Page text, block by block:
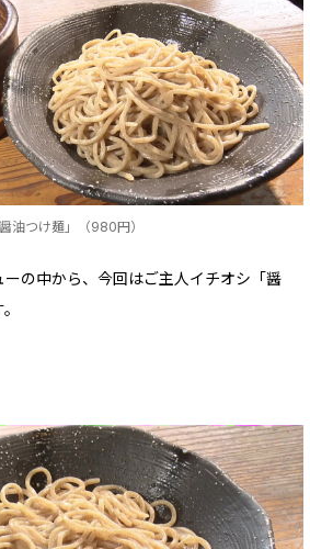
醤油つけ麺」（980円）
の中から、今回はご主人イチオシ「醤